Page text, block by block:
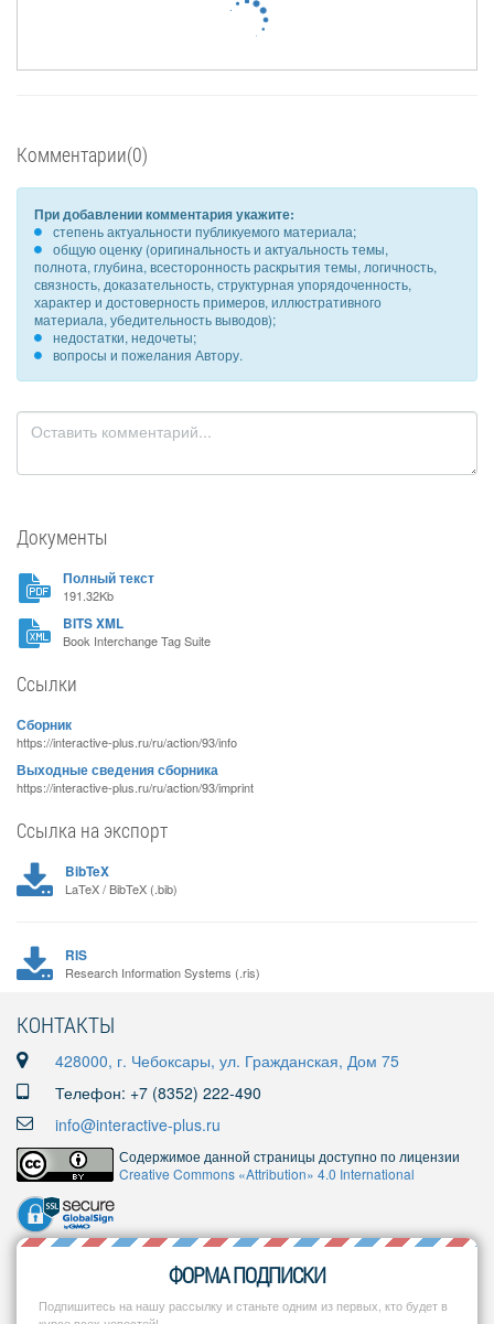
Комментарии(0)
При добавлении комментария укажите:
степень актуальности публикуемого материала;
общую оценку (оригинальность и актуальность темы,
полнота, глубина, всесторонность раскрытия темы, логичность,
связность, доказательность, структурная упорядоченность,
характер и достоверность примеров, иллюстративного
материала, убедительность выводов);
недостатки, недочеты;
вопросы и пожелания Автору.
Документы
Полный текст
191.32Kb
BITS XML
Book Interchange Tag Suite
Ссылки
Сборник
https://interactive-plus.ru/ru/action/93/info
Выходные сведения сборника
https://interactive-plus.ru/ru/action/93/imprint
Ссылка на экспорт
BibTeX
LaTeX / BibTeX (.bib)
RIS
Research Information Systems (.ris)
КОНТАКТЫ
428000, г. Чебоксары, ул. Гражданская, Дом 75
Телефон: +7 (8352) 222-490
info@interactive-plus.ru
Содержимое данной страницы доступно по лицензии
Creative Commons «Attribution» 4.0 International
ФОРМА ПОДПИСКИ
Подпишитесь на нашу рассылку и станьте одним из первых, кто будет в